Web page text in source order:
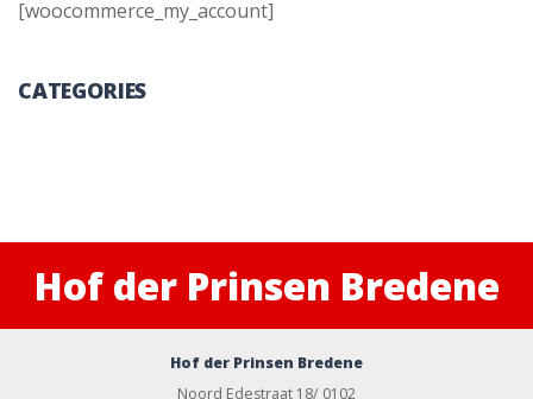
[woocommerce_my_account]
CATEGORIES
Hof der Prinsen Bredene
Hof der Prinsen Bredene
Noord Edestraat 18/ 0102